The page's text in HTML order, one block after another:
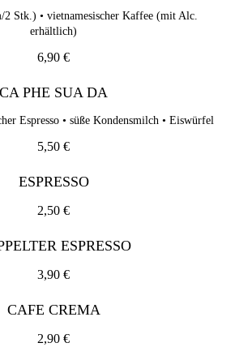
PHE SUA DA
Eiswürfel
5,50 €
ESPRESSO
2,50 €
ESPRESSO
3,90 €
2 Stk.) • vietnamesischer Kaffee (mit Alc.
erhältlich)
6,90 €
CA PHE SUA DA
Espresso • süße Kondensmilch • Eiswürfel
5,50 €
ESPRESSO
2,50 €
ESPRESSO
3,90 €
CAFE CREMA
2,90 €